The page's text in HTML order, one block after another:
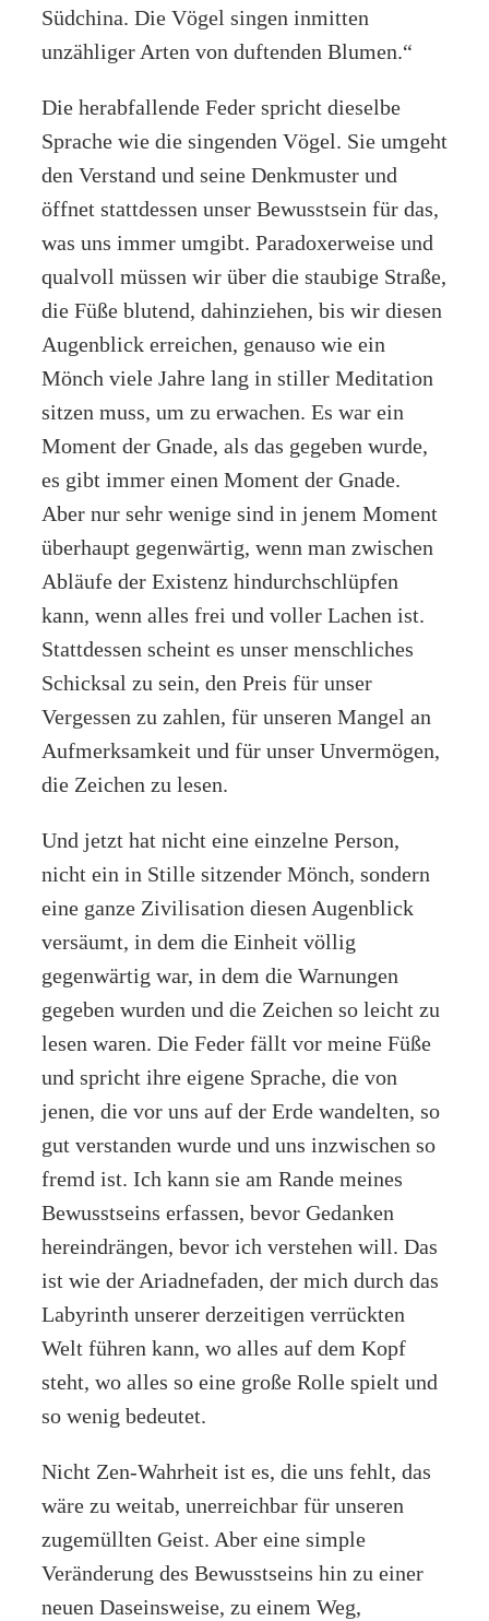
Südchina. Die Vögel singen inmitten
unzähliger Arten von duftenden Blumen.“
Die herabfallende Feder spricht dieselbe
Sprache wie die singenden Vögel. Sie umgeht
den Verstand und seine Denkmuster und
öffnet stattdessen unser Bewusstsein für das,
was uns immer umgibt. Paradoxerweise und
qualvoll müssen wir über die staubige Straße,
die Füße blutend, dahinziehen, bis wir diesen
Augenblick erreichen, genauso wie ein
Mönch viele Jahre lang in stiller Meditation
sitzen muss, um zu erwachen. Es war ein
Moment der Gnade, als das gegeben wurde,
es gibt immer einen Moment der Gnade.
Aber nur sehr wenige sind in jenem Moment
überhaupt gegenwärtig, wenn man zwischen
Abläufe der Existenz hindurchschlüpfen
kann, wenn alles frei und voller Lachen ist.
Stattdessen scheint es unser menschliches
Schicksal zu sein, den Preis für unser
Vergessen zu zahlen, für unseren Mangel an
Aufmerksamkeit und für unser Unvermögen,
die Zeichen zu lesen.
Und jetzt hat nicht eine einzelne Person,
nicht ein in Stille sitzender Mönch, sondern
eine ganze Zivilisation diesen Augenblick
versäumt, in dem die Einheit völlig
gegenwärtig war, in dem die Warnungen
gegeben wurden und die Zeichen so leicht zu
lesen waren. Die Feder fällt vor meine Füße
und spricht ihre eigene Sprache, die von
jenen, die vor uns auf der Erde wandelten, so
gut verstanden wurde und uns inzwischen so
fremd ist. Ich kann sie am Rande meines
Bewusstseins erfassen, bevor Gedanken
hereindrängen, bevor ich verstehen will. Das
ist wie der Ariadnefaden, der mich durch das
Labyrinth unserer derzeitigen verrückten
Welt führen kann, wo alles auf dem Kopf
steht, wo alles so eine große Rolle spielt und
so wenig bedeutet.
Nicht Zen-Wahrheit ist es, die uns fehlt, das
wäre zu weitab, unerreichbar für unseren
zugemüllten Geist. Aber eine simple
Veränderung des Bewusstseins hin zu einer
neuen Daseinsweise, zu einem Weg,